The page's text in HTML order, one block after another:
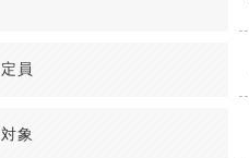
定員
対象